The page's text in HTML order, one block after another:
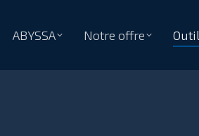
ABYSSA Notre offre